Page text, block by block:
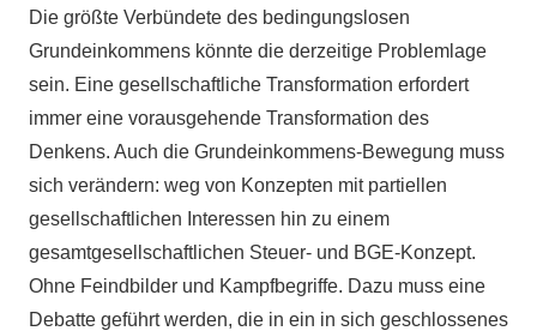
Die größte Verbündete des bedingungslosen
Grundeinkommens könnte die derzeitige Problemlage
sein. Eine gesellschaftliche Transformation erfordert
immer eine vorausgehende Transformation des
Denkens. Auch die Grundeinkommens-Bewegung muss
sich verändern: weg von Konzepten mit partiellen
gesellschaftlichen Interessen hin zu einem
gesamtgesellschaftlichen Steuer- und BGE-Konzept.
Ohne Feindbilder und Kampfbegriffe. Dazu muss eine
Debatte geführt werden, die in ein in sich geschlossenes